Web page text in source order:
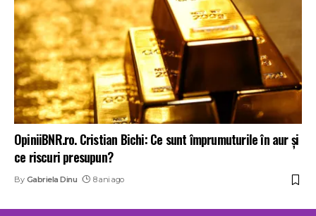
OpiniiBNR.ro. Cristian Bichi: Ce sunt împrumuturile în aur și
ce riscuri presupun?
By Gabriela Dinu 8 ani ago